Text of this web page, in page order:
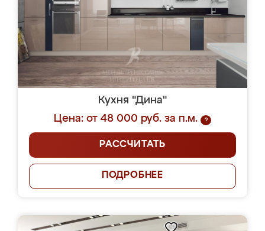
Кухня "Дина"
Цена: от 48 000 руб. за п.м.
?
РАССЧИТАТЬ
ПОДРОБНЕЕ